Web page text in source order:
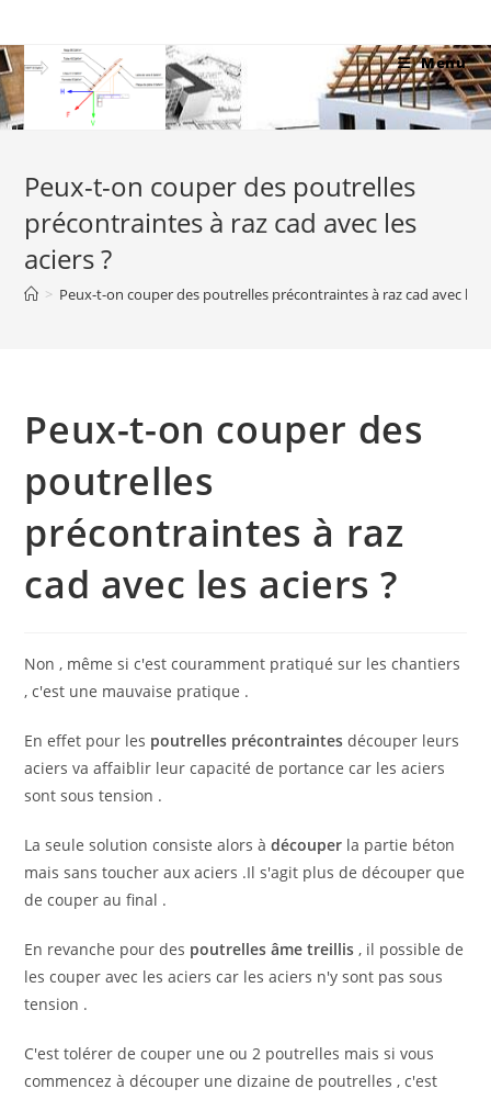
to
content
Menu
Peux-t-on couper des poutrelles
précontraintes à raz cad avec les
aciers ?
> Peux-t-on couper des poutrelles précontraintes à raz cad avec les
Peux-t-on couper des
poutrelles
précontraintes à raz
cad avec les aciers ?
Non , même si c'est couramment pratiqué sur les chantiers
, c'est une mauvaise pratique .
En effet pour les poutrelles précontraintes découper leurs
aciers va affaiblir leur capacité de portance car les aciers
sont sous tension .
La seule solution consiste alors àdécouper la partie béton
mais sans toucher aux aciers .Il s'agit plus de découper que
de couper au final .
En revanche pour des poutrelles âme treillis , il possible de
les couper avec les aciers car les aciers n'y sont pas sous
tension .
C'est tolérer de couper une ou 2 poutrelles mais si vous
commencez à découper une dizaine de poutrelles , c'est